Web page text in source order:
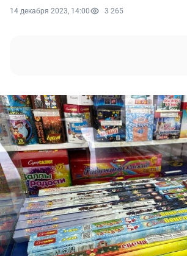
14 декабря 2023, 14:00 3 265